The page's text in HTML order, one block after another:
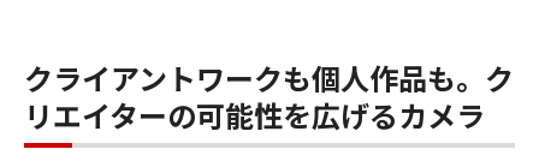
クライアントワークも個人作品も。ク
リエイターの可能性を広げるカメラ